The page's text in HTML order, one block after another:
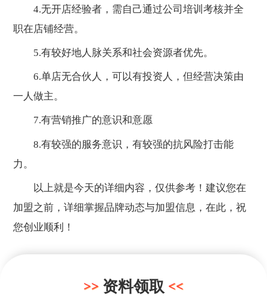
4.无开店经验者，需自己通过公司培训考核并全
职在店铺经营。
5.有较好地人脉关系和社会资源者优先。
6.单店无合伙人，可以有投资人，但经营决策由
一人做主。
7.有营销推广的意识和意愿
8.有较强的服务意识，有较强的抗风险打击能
力。
以上就是今天的详细内容，仅供参考！建议您在
加盟之前，详细掌握品牌动态与加盟信息，在此，祝
您创业顺利！
资料领取